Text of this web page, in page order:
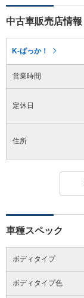
中古車販売店情報
K-ばっか！
営業時間
定休日
住所
車種スペック
ボディタイプ
ボディタイプ色